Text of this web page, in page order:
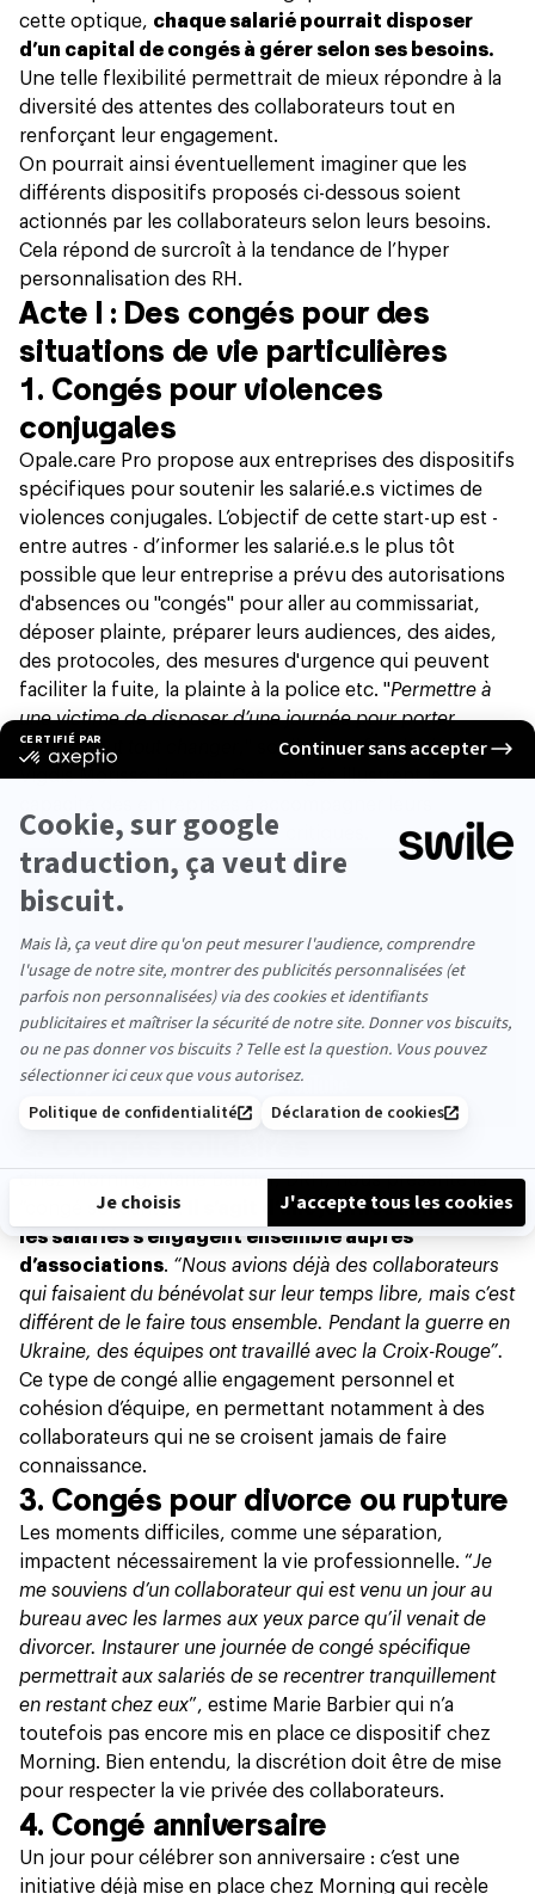
cette optique, chaque salarié pourrait disposer
d’un capital de congés à gérer selon ses besoins.
Une telle flexibilité permettrait de mieux répondre à la
diversité des attentes des collaborateurs tout en
renforçant leur engagement.
On pourrait ainsi éventuellement imaginer que les
différents dispositifs proposés ci-dessous soient
actionnés par les collaborateurs selon leurs besoins.
Cela répond de surcroît à la tendance de l’hyper
personnalisation des RH.
Acte I : Des congés pour des
situations de vie particulières
1. Congés pour violences
conjugales
Opale.care Pro propose aux entreprises des dispositifs
spécifiques pour soutenir les salarié.e.s victimes de
violences conjugales. L’objectif de cette start-up est -
entre autres - d’informer les salarié.e.s le plus tôt
possible que leur entreprise a prévu des autorisations
d'absences ou "congés" pour aller au commissariat,
déposer plainte, préparer leurs audiences, des aides,
des protocoles, des mesures d'urgence qui peuvent
faciliter la fuite, la plainte à la police etc. "Permettre à
une victime de disposer d’une journée pour porter
plainte peut tout changer
," souligne sa fondatrice
Vigdis Morisse-Herrera. Ces congés illustrent la
employés dans des moments critiques.
Chez Morning, Marie Barbier, DRH, nous présente le
“congé solidarité”.
Il s’agit d’une journée annuelle où
les salariés s’engagent ensemble auprès
d’associations. “Nous avions déjà des collaborateurs
qui faisaient du bénévolat sur leur temps libre, mais c’est
différent de le faire tous ensemble. Pendant la guerre en
Ukraine, des équipes ont travaillé avec la Croix-Rouge”.
Ce type de congé allie engagement personnel et
cohésion d’équipe, en permettant notamment à des
collaborateurs qui ne se croisent jamais de faire
connaissance.
3. Congés pour divorce ou rupture
Les moments difficiles, comme une séparation,
impactent nécessairement la vie professionnelle. “Je
me souviens d’un collaborateur qui est venu un jour au
bureau avec les larmes aux yeux parce qu’il venait de
divorcer. Instaurer une journée de congé spécifique
permettrait aux salariés de se recentrer tranquillement
en restant chez eux”, estime Marie Barbier qui n’a
toutefois pas encore mis en place ce dispositif chez
Morning. Bien entendu, la discrétion doit être de mise
pour respecter la vie privée des collaborateurs.
4. Congé anniversaire
Un jour pour célébrer son anniversaire : c’est une
initiative déjà mise en place chez Morning qui recèle